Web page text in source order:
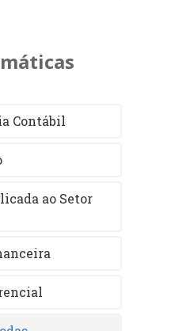
Contábil
ao Setor